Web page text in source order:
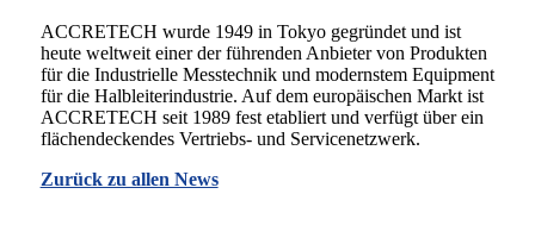
ACCRETECH wurde 1949 in Tokyo gegründet und ist
heute weltweit einer der führenden Anbieter von Produkten
für die Industrielle Messtechnik und modernstem Equipment
für die Halbleiterindustrie. Auf dem europäischen Markt ist
ACCRETECH seit 1989 fest etabliert und verfügt über ein
flächendeckendes Vertriebs- und Servicenetzwerk.
Zurück zu allen News